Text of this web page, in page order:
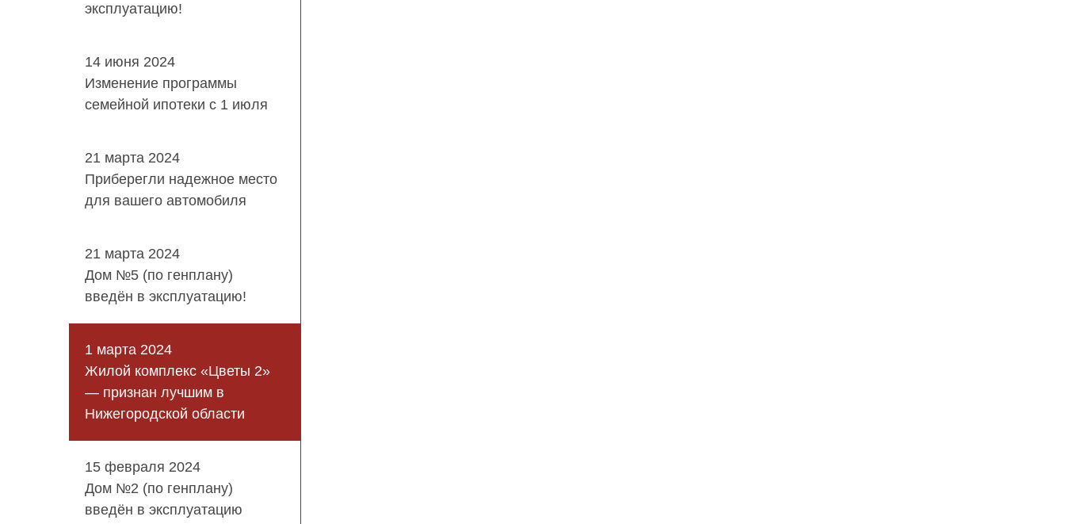
эксплуатацию!
14 июня 2024
Изменение программы
семейной ипотеки с 1 июля
21 марта 2024
Приберегли надежное место
для вашего автомобиля
21 марта 2024
Дом №5 (по генплану)
введён в эксплуатацию!
1 марта 2024
Жилой комплекс «Цветы 2»
— признан лучшим в
Нижегородской области
15 февраля 2024
Дом №2 (по генплану)
введён в эксплуатацию